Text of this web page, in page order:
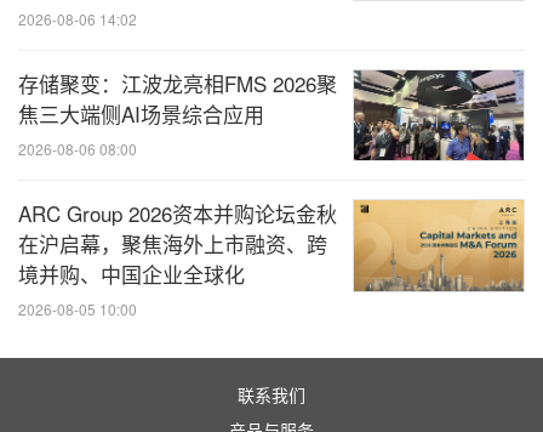
基于KH-50000处理器的霄擎Polaris 2S 4U AI 服务器
2026-08-06 14:02
存储聚变：江波龙亮相FMS 2026聚
焦三大端侧AI场景综合应用
2026-08-06 08:00
ARC Group 2026资本并购论坛金秋
在沪启幕，聚焦海外上市融资、跨
境并购、中国企业全球化
2026-08-05 10:00
联系我们